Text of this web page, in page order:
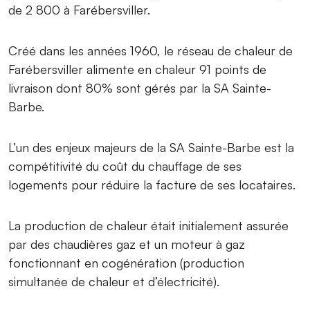
de 2 800 à Farébersviller.
Créé dans les années 1960, le réseau de chaleur de
Farébersviller alimente en chaleur 91 points de
livraison dont 80% sont gérés par la SA Sainte-
Barbe.
L’un des enjeux majeurs de la SA Sainte-Barbe est la
compétitivité du coût du chauffage de ses
logements pour réduire la facture de ses locataires.
La production de chaleur était initialement assurée
par des chaudières gaz et un moteur à gaz
fonctionnant en cogénération (production
simultanée de chaleur et d’électricité).